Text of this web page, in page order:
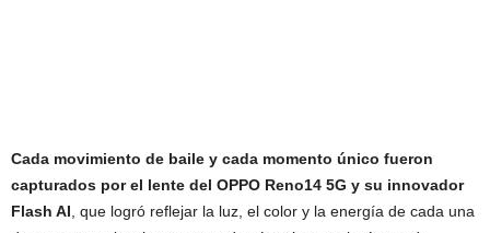
Cada movimiento de baile y cada momento único fueron
capturados por el lente del OPPO Reno14 5G y su innovador
Flash AI, que logró reflejar la luz, el color y la energía de cada una